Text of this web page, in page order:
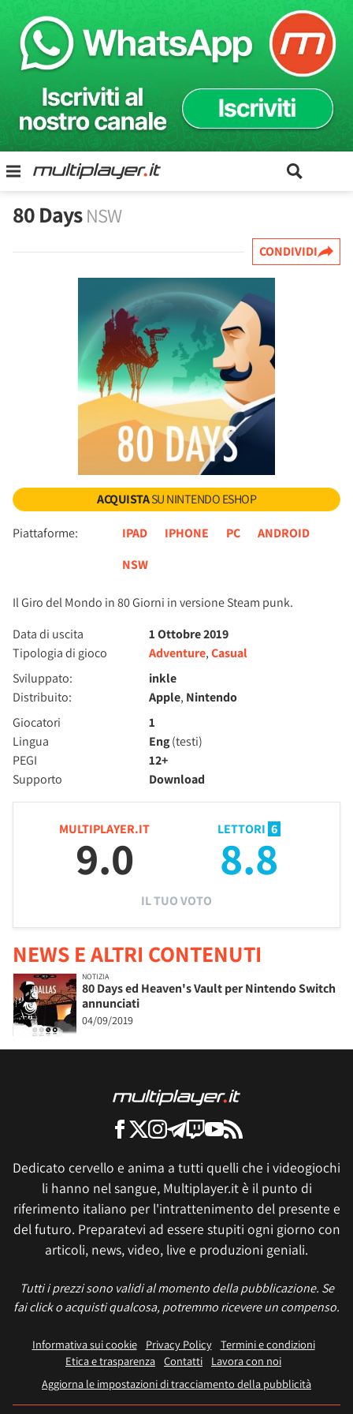
80 DaysNSW
CONDIVIDI
ACQUISTASU NINTENDO ESHOP
Piattaforme: IPAD IPHONE PC
ANDROID
NSW
Il Giro del Mondo in 80 Giorni in versione Steam punk.
Data di uscita
1 Ottobre 2019
Tipologia di gioco
Adventure,Casual
Sviluppato:
inkle
Distribuito:
Apple, Nintendo
Giocatori
1
Lingua
Eng(testi)
PEGI
12+
Supporto
Download
MULTIPLAYER.IT
9.0
LETTORI 6
8.8
IL TUO VOTO
NEWS E ALTRI CONTENUTI
NOTIZIA
80 Days ed Heaven's Vault per Nintendo Switch
annunciati
04/09/2019
Dedicato cervello e anima a tutti quelli che i videogiochi
li hanno nel sangue, Multiplayer.it è il punto di
riferimento italiano per l'intrattenimento del presente e
del futuro. Preparatevi ad essere stupiti ogni giorno con
articoli, news, video, live e produzioni geniali.
Tutti i prezzi sono validi al momento della pubblicazione. Se
fai click o acquisti qualcosa, potremmo ricevere un compenso.
Informativa sui cookie Privacy Policy
Termini e condizioni
Etica e trasparenza Contatti
Lavora con noi
Aggiorna le impostazioni di tracciamento della pubblicità